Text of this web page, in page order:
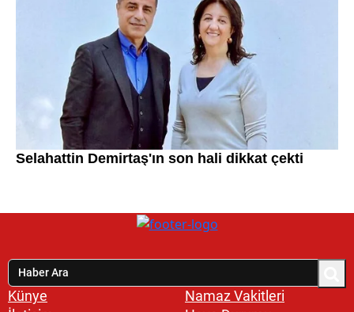
Künye
Namaz Vakitleri